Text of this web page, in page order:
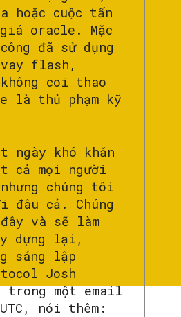
hoặc cuộc tấn
oracle. Mặc
đã sử dụng
vay flash,
coi thao
là thủ phạm kỹ
ngày khó khăn
cả mọi người
chúng tôi
đâu cả. Chúng
và sẽ làm
dựng lại,
sáng lập
Josh
trong một email
nói thêm: